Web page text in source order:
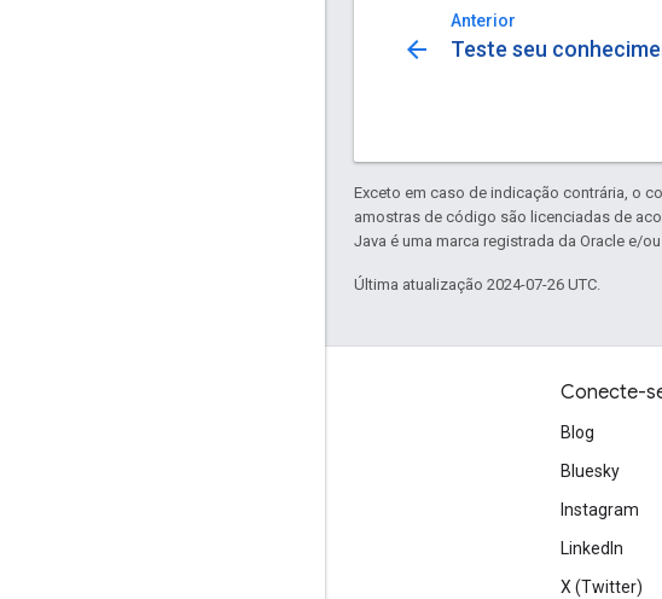
Anterior
arrow_back Teste seu
Exceto em caso de indicação contrária, o
amostras de código são licenciadas de
Java é uma marca registrada da Oracle e/
Última atualização 2024-07-26 UTC.
Conecte-
Blog
Bluesky
Instagram
LinkedIn
X (Twitter)